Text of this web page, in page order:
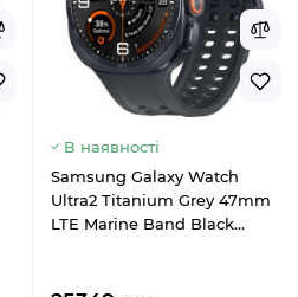
В наявності
Samsung Galaxy Watch
Ultra2 Titanium Grey 47mm
LTE Marine Band Black